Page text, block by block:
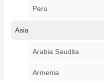
Perú
Asia
Arabia Saudita
Armenia